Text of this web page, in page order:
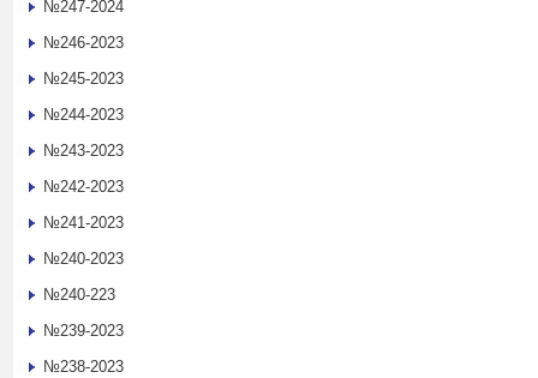
№247-2024
№246-2023
№245-2023
№244-2023
№243-2023
№242-2023
№241-2023
№240-2023
№240-223
№239-2023
№238-2023